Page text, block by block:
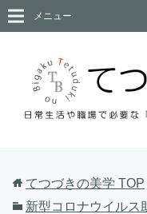
メニュー
てつづきの美学 TOP
新型コロナウイルス